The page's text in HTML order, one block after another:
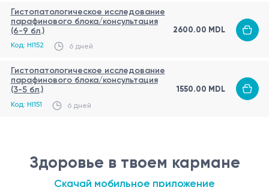
предполагает вмешательства в организм
пациента
Ограничения отсутствуют
Преимущества
Повышение точности диагностики
Возможность получения второго экспертного
мнения
Поддержка в выборе оптимальной тактики
лечения
Гистопатологическое исследование
парафинового блока/консультация
(6-9 бл.)
Код: HI152 6 дней
2600.00 MDL
Гистопатологическое исследование
парафинового блока/консультация
(3-5 бл.)
Код: HI151 6 дней
1550.00 MDL
Здоровье в твоем кармане
Скачай мобильное приложение